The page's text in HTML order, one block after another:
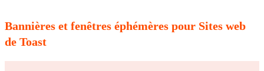
Bannières et fenêtres éphémères pour Sites web
de Toast